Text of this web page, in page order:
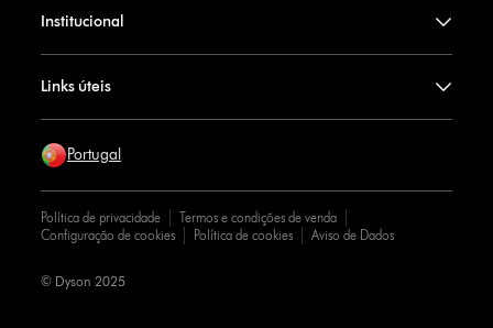
Institucional
Links úteis
Portugal
Política de privacidade
Termos e condições de venda
Configuração de cookies
Política de cookies Aviso de Dados
© Dyson 2025